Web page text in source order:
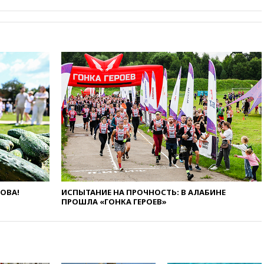
фондов на защиту трасс от
БПЛА
09:56 Хакеры нашли
документы об ударах ВСУ по
нефтяным терминалам в
России
09:49WSJ: Трамп «сходит с
ума» из-за сообщений в СМИ
об истощении боеприпасов у
США
09:36Исландия и Черногория
в 2028 году могут войти в
состав Евросоюза
09:18Пашинян сообщил о
ИСПЫТАНИЕ НА ПРОЧНОСТЬ: В АЛАБИНЕ
ПРОШЛА «ГОНКА ГЕРОЕВ»